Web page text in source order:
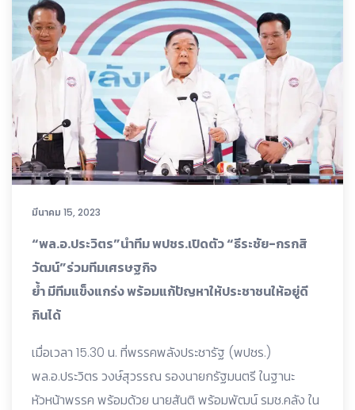
มีนาคม 15, 2023
“พล.อ.ประวิตร”นำทีม พปชร.เปิดตัว “ธีระชัย-กรกสิ
วัฒน์”ร่วมทีมเศรษฐกิจ
ย้ำ มีทีมแข็งแกร่ง พร้อมแก้ปัญหาให้ประชาชนให้อยู่ดี
กินได้
เมื่อเวลา 15.30 น. ที่พรรคพลังประชารัฐ (พปชร.)
พล.อ.ประวิตร วงษ์สุวรรณ รองนายกรัฐมนตรี ในฐานะ
หัวหน้าพรรค พร้อมด้วย นายสันติ พร้อมพัฒน์ รมช.คลัง ใน